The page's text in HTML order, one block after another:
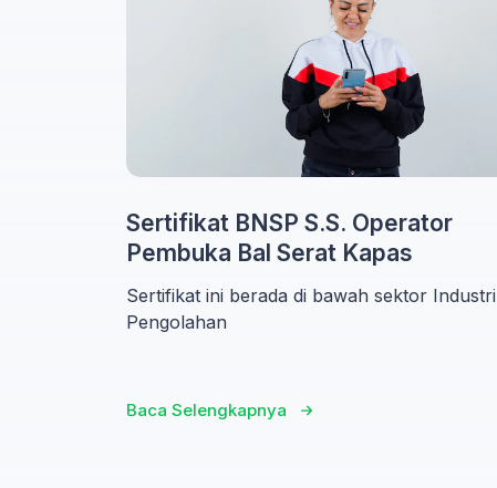
Sertifikat BNSP S.S. Operator
Pembuka Bal Serat Kapas
Sertifikat ini berada di bawah sektor Industri
Pengolahan
Baca Selengkapnya